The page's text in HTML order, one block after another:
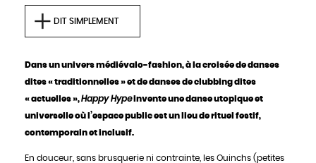
DIT SIMPLEMENT
Dans un univers médiévalo-fashion, à la croisée de danses
dites « traditionnelles » et de danses de clubbing dites
« actuelles »,Happy Hypeinvente une danse utopique et
universelle où l’espace public est un lieu de rituel festif,
contemporain et inclusif.
En douceur, sans brusquerie ni contrainte, les Ouinchs (petites